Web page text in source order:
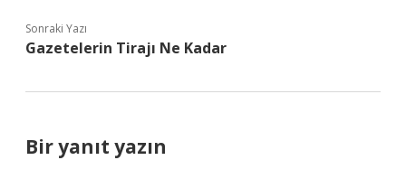
Sonraki Yazı
Gazetelerin Tirajı Ne Kadar
Bir yanıt yazın